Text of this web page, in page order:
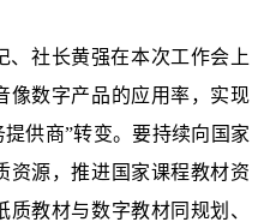
社长黄强在本次工作会上
像数字产品的应用率，实现
供商”转变。要持续向国家
资源，推进国家课程教材资
教材与数字教材同规划、